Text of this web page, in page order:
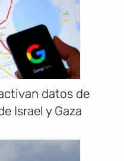
datos de
Israel y Gaza